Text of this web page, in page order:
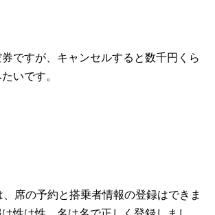
ですが、キャンセルすると数千円くら
いです。
席の予約と搭乗者情報の登録はできま